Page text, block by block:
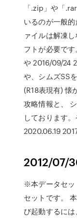
「.zip」や「
いるのが一般
ァイルは解凍
フトが必要で
や 2016/09/24
や、シムズSS
(R18表現有) 懐
攻略情報と、
しております
2020.06.19
2012/07/
※本データセッ
セットです。
び起動するに